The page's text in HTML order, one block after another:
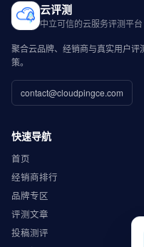
云评测
中立可信的云服务评测平台
聚合云品牌、经销商与真实用户
策。
contact@cloudpingce.com
快速导航
首页
经销商排行
品牌专区
评测文章
投稿测评